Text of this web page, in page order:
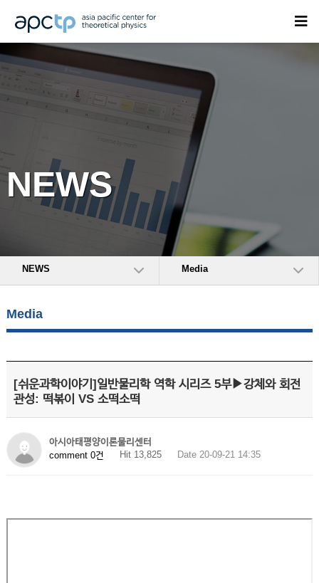
NEWS
NEWS Media
Media
[쉬운과학이야기]일반물리학 역학 시리즈 5부▶강체와 회전
관성: 떡볶이 VS 소떡소떡
아시아태평양이론물리센터
comment 0건
Hit 13,825 Date 20-09-21 14:35